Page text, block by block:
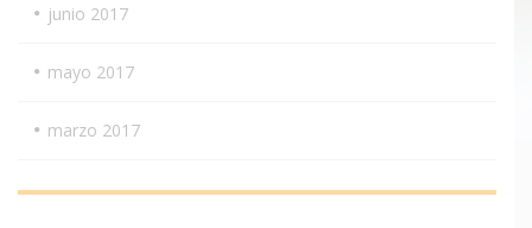
junio 2017
mayo 2017
marzo 2017